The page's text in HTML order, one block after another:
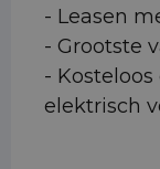
- Leasen
- Grootste
-
elektrisch